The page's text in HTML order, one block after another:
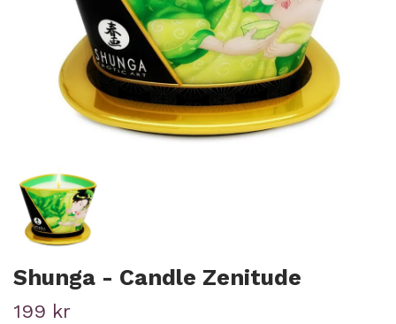
Shunga - Candle Zenitude
199 kr